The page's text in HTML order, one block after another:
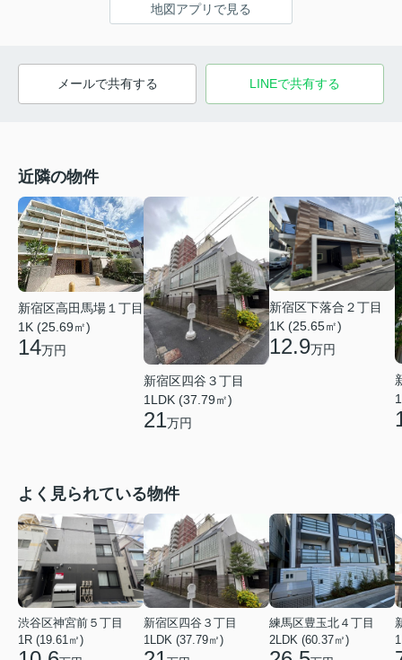
地図アプリで見る
メールで共有する LINEで共有する
近隣の物件
新宿区高田馬場１丁目
1K (25.69㎡)
14万円
新宿区四谷３丁目
1LDK (37.79㎡)
21万円
新宿区下落合２丁目
1K (25.65㎡)
12.9万円
よく見られている物件
渋谷区神宮前５丁目
1R (19.61㎡)
新宿区四谷３丁目
1LDK (37.79㎡)
練馬区豊玉北４丁目
2LDK (60.37㎡)